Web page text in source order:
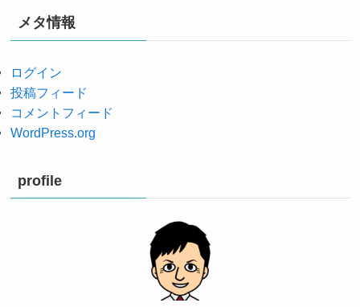
メタ情報
ログイン
投稿フィード
コメントフィード
WordPress.org
profile